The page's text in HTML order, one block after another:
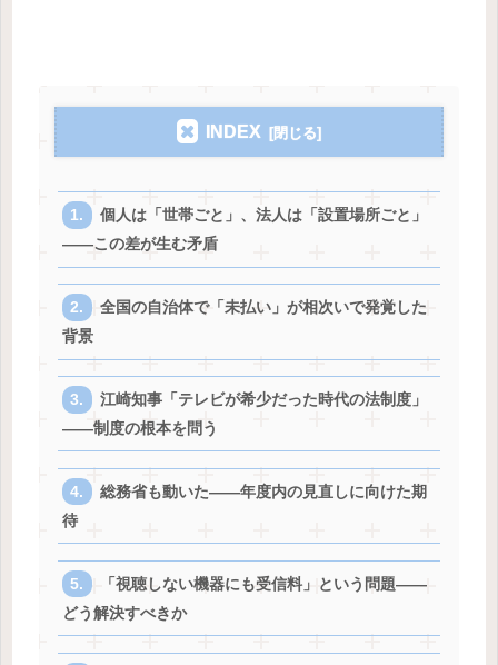
INDEX
個人は「世帯ごと」、法人は「設置場所ごと」
——この差が生む矛盾
全国の自治体で「未払い」が相次いで発覚した
背景
江崎知事「テレビが希少だった時代の法制度」
——制度の根本を問う
総務省も動いた——年度内の見直しに向けた期
待
「視聴しない機器にも受信料」という問題——
どう解決すべきか